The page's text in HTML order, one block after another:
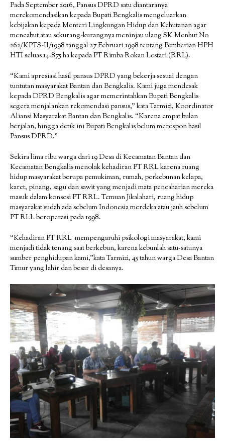
Pada September 2016, Pansus DPRD satu diantaranya
merekomendasikan kepada Bupati Bengkalis mengeluarkan
kebijakan kepada Menteri Lingkungan Hidup dan Kehutanan agar
mencabut atau sekurang-kurangnya meninjau ulang SK Menhut No
262/KPTS-II/1998 tanggal 27 Februari 1998 tentang Pemberian HPH
HTI seluas 14.875 ha kepada PT Rimba Rokan Lestari (RRL).
“Kami apresiasi hasil pansus DPRD yang bekerja sesuai dengan
tuntutan masyarakat Bantan dan Bengkalis. Kami juga mendesak
kepada DPRD Bengkalis agar memerintahkan Bupati Bengkalis
segera menjalankan rekomendasi pansus,” kata Tarmizi, Koordinator
Aliansi Masyarakat Bantan dan Bengkalis. “Karena empat bulan
berjalan, hingga detik ini Bupati Bengkalis belum merespon hasil
Pansus DPRD.”
Sekira lima ribu warga dari 19 Desa di Kecamatan Bantan dan
Kecamatan Bengkalis menolak kehadiran PT RRL karena ruang
hidup masyarakat berupa pemukiman, rumah, perkebunan kelapa,
karet, pinang, sagu dan sawit yang menjadi mata pencaharian mereka
masuk dalam konsesi PT RRL. Temuan Jikalahari, ruang hidup
masyarakat sudah ada sebelum Indonesia merdeka atau jauh sebelum
PT RLL beroperasi pada 1998.
“Kehadiran PT RRL mempengaruhi psikologi masyarakat, kami
menjadi tidak tenang saat berkebun, karena kebunlah satu-satunya
sumber penghidupan kami,”kata Tarmizi, 45 tahun warga Desa Bantan
Timur yang lahir dan besar di desanya.